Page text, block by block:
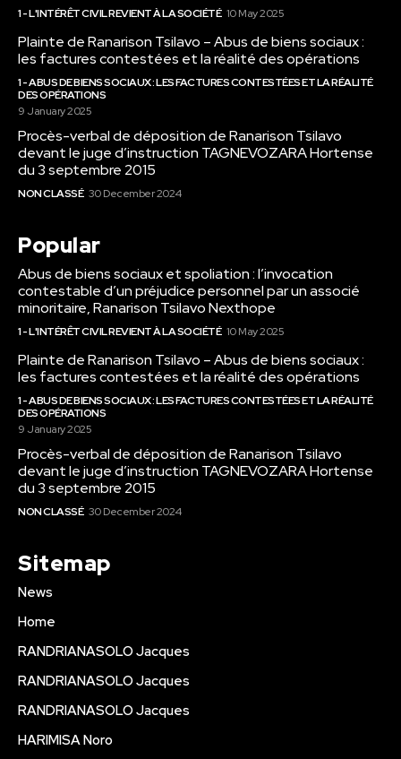
1 - L'INTÉRÊT CIVIL REVIENT À LA SOCIÉTÉ 10 May 2025
Plainte de Ranarison Tsilavo – Abus de biens sociaux :
les factures contestées et la réalité des opérations
1 - ABUS DE BIENS SOCIAUX : LES FACTURES CONTESTÉES ET LA RÉALITÉ
DES OPÉRATIONS
9 January 2025
Procès-verbal de déposition de Ranarison Tsilavo
devant le juge d’instruction TAGNEVOZARA Hortense
du 3 septembre 2015
NON CLASSÉ 30 December 2024
Popular
Abus de biens sociaux et spoliation : l’invocation
contestable d’un préjudice personnel par un associé
minoritaire, Ranarison Tsilavo Nexthope
1 - L'INTÉRÊT CIVIL REVIENT À LA SOCIÉTÉ 10 May 2025
Plainte de Ranarison Tsilavo – Abus de biens sociaux :
les factures contestées et la réalité des opérations
1 - ABUS DE BIENS SOCIAUX : LES FACTURES CONTESTÉES ET LA RÉALITÉ
DES OPÉRATIONS
9 January 2025
Procès-verbal de déposition de Ranarison Tsilavo
devant le juge d’instruction TAGNEVOZARA Hortense
du 3 septembre 2015
NON CLASSÉ 30 December 2024
Sitemap
News
Home
RANDRIANASOLO Jacques
RANDRIANASOLO Jacques
RANDRIANASOLO Jacques
HARIMISA Noro